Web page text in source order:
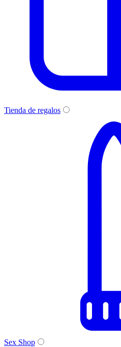
Tienda de regalos
Sex Shop